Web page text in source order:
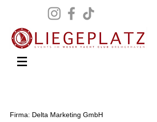
Firma: Delta Marketing GmbH